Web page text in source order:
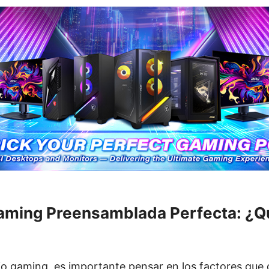
Preensamblada Perfecta:
gaming, es importante pensar en los factores que